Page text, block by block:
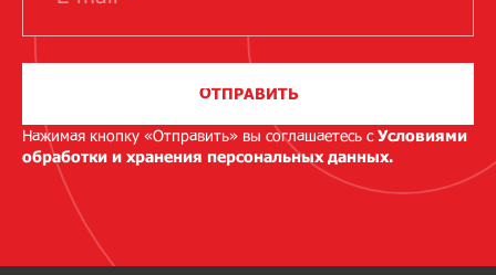
ОТПРАВИТЬ
Нажимая кнопку «Отправить» вы соглашаетесь сУсловиями
обработки и хранения персональных данных.